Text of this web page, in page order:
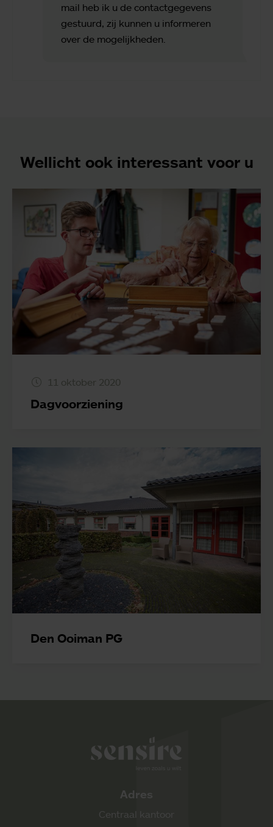
mail heb ik u de contactgegevens
gestuurd, zij kunnen u informeren
over de mogelijkheden.
Wellicht ook interessant voor u
11 oktober 2020
Dagvoorziening
Den Ooiman PG
Adres
Centraal kantoor